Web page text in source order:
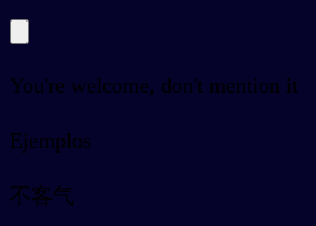
You're welcome, don't mention it
Ejemplos
不客气